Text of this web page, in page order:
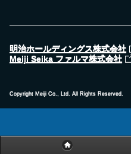
明治ホールディングス株式会社
Meiji Seika ファルマ株式会社
Copyright Meiji Co., Ltd. All Rights Reserved.